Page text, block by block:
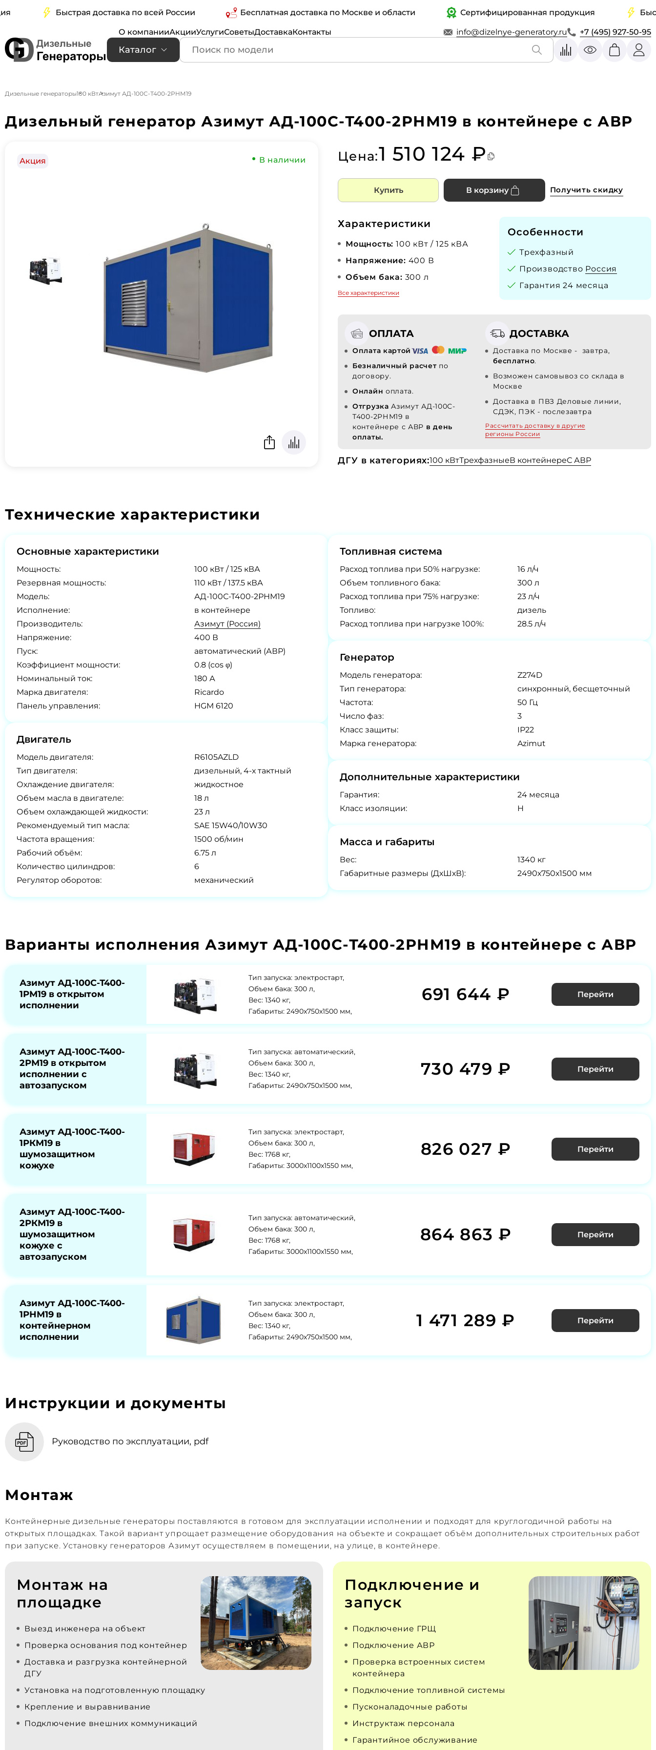
Быстрая доставка по всей России Бесплатная доставка по Москве и области Сертифицированная продукция
О компанииАкцииУслугиСоветыДоставкаКонтакты info@dizelnye-generatory.ru +7 (495) 927-50-95
Каталог
Дизельные генераторы100 кВтАзимут АД-100С-Т400-2РНМ19
Дизельный генератор Азимут АД-100С-Т400-2РНМ19 в контейнере с АВР
Акция В наличии Цена:1 510 124 ₽
Купить В корзину Получить скидку
Характеристики
Мощность: 100 кВт / 125 кВА
Напряжение: 400 В
Объем бака: 300 л
Все характеристики
Особенности
Трехфазный
Производство Россия
Гарантия 24 месяца
ОПЛАТА
Оплата картой
Безналичный расчет по
договору.
Онлайн оплата.
Отгрузка Азимут АД-100С-
Т400-2РНМ19 в
контейнере с АВР в день
оплаты.
ДОСТАВКА
Доставка по Москве - завтра,
бесплатно.
Возможен самовывоз со склада в
Москве
Доставка в ПВЗ Деловые линии,
СДЭК, ПЭК - послезавтра
Рассчитать доставку в другие
регионы России
ДГУ в категориях:100 кВтТрехфазныеВ контейнереС АВР
Технические характеристики
Основные характеристики
Мощность:
100 кВт / 125 кВА
Резервная мощность:
110 кВт / 137.5 кВА
Модель:
АД-100С-Т400-2РНМ19
Исполнение:
в контейнере
Производитель:
Азимут (Россия)
Напряжение:
400 В
Пуск:
автоматический (АВР)
Коэффициент мощности:
0.8 (cos φ)
Номинальный ток:
180 А
Марка двигателя:
Ricardo
Панель управления:
HGM 6120
Двигатель
Модель двигателя:
R6105AZLD
Тип двигателя:
дизельный, 4-х тактный
Охлаждение двигателя:
жидкостное
Объем масла в двигателе:
18 л
Объем охлаждающей жидкости:
23 л
Рекомендуемый тип масла:
SAE 15W40/10W30
Частота вращения:
1500 об/мин
Рабочий объём:
6.75 л
Количество цилиндров:
6
Регулятор оборотов:
механический
Топливная система
Расход топлива при 50% нагрузке:
16 л/ч
Объем топливного бака:
300 л
Расход топлива при 75% нагрузке:
23 л/ч
Топливо:
дизель
Расход топлива при нагрузке 100%:
28.5 л/ч
Генератор
Модель генератора:
Z274D
Tип генератора:
синхронный, бесщеточный
Частота:
50 Гц
Число фаз:
3
Класс защиты:
IP22
Марка генератора:
Azimut
Дополнительные характеристики
Гарантия:
24 месяца
Класс изоляции:
H
Масса и габариты
Вес:
1340 кг
Габаритные размеры (ДхШхВ):
2490х750х1500 мм
Варианты исполнения Азимут АД-100С-Т400-2РНМ19 в контейнере с АВР
Азимут АД-100С-Т400-
1РМ19 в открытом
исполнении
Тип запуска: электростарт,
Объем бака: 300 л,
Вес: 1340 кг,
Габариты: 2490x750x1500 мм,
691 644 ₽ Перейти
Азимут АД-100С-Т400-
2РМ19 в открытом
исполнении с
автозапуском
Тип запуска: автоматический,
Объем бака: 300 л,
Вес: 1340 кг,
Габариты: 2490x750x1500 мм,
730 479 ₽ Перейти
Азимут АД-100С-Т400-
1РКМ19 в
шумозащитном
кожухе
Тип запуска: электростарт,
Объем бака: 300 л,
Вес: 1768 кг,
Габариты: 3000x1100x1550 мм,
826 027 ₽ Перейти
Азимут АД-100С-Т400-
2РКМ19 в
шумозащитном
кожухе с
автозапуском
Тип запуска: автоматический,
Объем бака: 300 л,
Вес: 1768 кг,
Габариты: 3000x1100x1550 мм,
864 863 ₽ Перейти
Азимут АД-100С-Т400-
1РНМ19 в
контейнерном
исполнении
Тип запуска: электростарт,
Объем бака: 300 л,
Вес: 1340 кг,
Габариты: 2490х750х1500 мм,
1 471 289 ₽ Перейти
Инструкции и документы
Руководство по эксплуатации, pdf
Монтаж
Контейнерные дизельные генераторы поставляются в готовом для эксплуатации исполнении и подходят для круглогодичной работы на
открытых площадках. Такой вариант упрощает размещение оборудования на объекте и сокращает объём дополнительных строительных работ
при запуске. Установку генераторов Азимут осуществляем в помещении, на улице, в контейнере.
Монтаж на
площадке
Выезд инженера на объект
Проверка основания под контейнер
Доставка и разгрузка контейнерной
ДГУ
Установка на подготовленную площадку
Крепление и выравнивание
Подключение внешних коммуникаций
Подключение и
запуск
Подключение ГРЩ
Подключение АВР
Проверка встроенных систем
контейнера
Подключение топливной системы
Пусконаладочные работы
Инструктаж персонала
Гарантийное обслуживание